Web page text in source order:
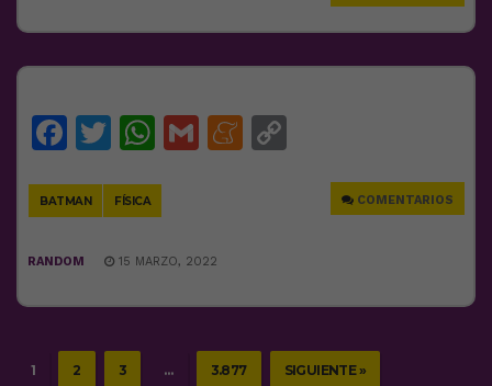
Facebook
Twitter
WhatsApp
GmailMeneame
BATMAN FÍSICA COMENTARIOS
RANDOM 15 MARZO, 2022
1 2 3 … 3.877 SIGUIENTE »